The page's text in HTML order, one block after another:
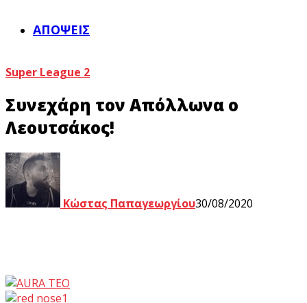
ΑΠΌΨΕΙΣ
Super League 2
Συνεχάρη τον Απόλλωνα ο
Λεουτσάκος!
Κώστας Παπαγεωργίου30/08/2020